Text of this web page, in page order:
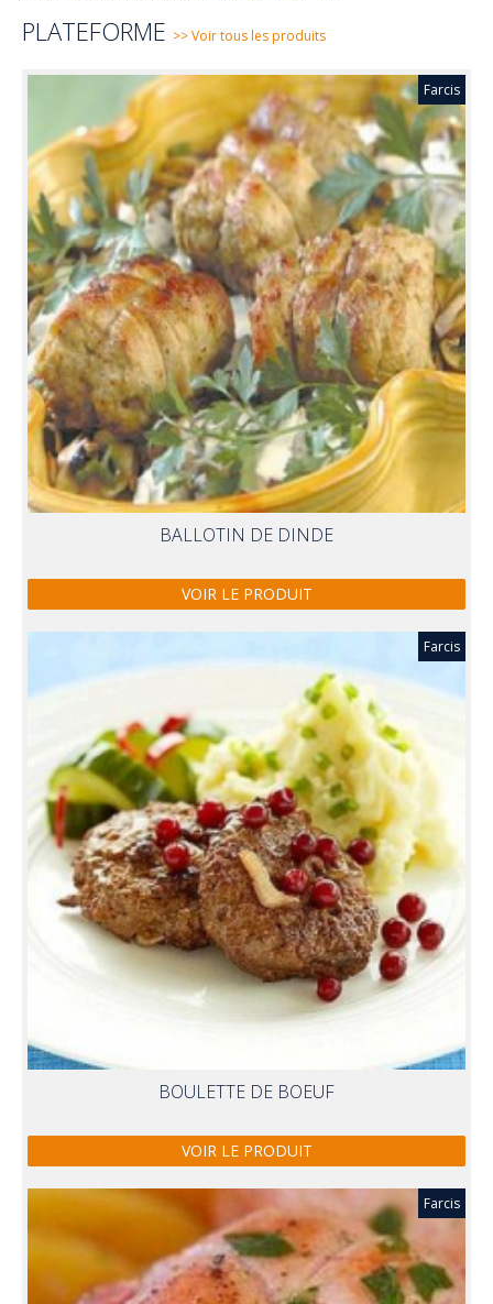
PLATEFORME >> Voir tous les produits
Farcis
BALLOTIN DE DINDE
VOIR LE PRODUIT
Farcis
BOULETTE DE BOEUF
VOIR LE PRODUIT
Farcis